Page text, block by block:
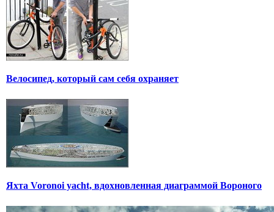
Велосипед, который сам себя охраняет
Яхта Voronoi yacht, вдохновленная диаграммой Вороного